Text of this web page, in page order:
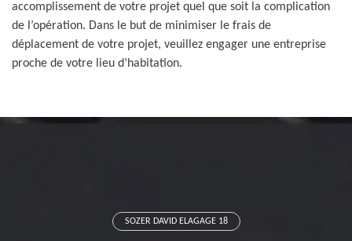
accomplissement de votre projet quel que soit la complication
de l’opération. Dans le but de minimiser le frais de
déplacement de votre projet, veuillez engager une entreprise
proche de votre lieu d’habitation.
SOZER DAVID ELAGAGE 18